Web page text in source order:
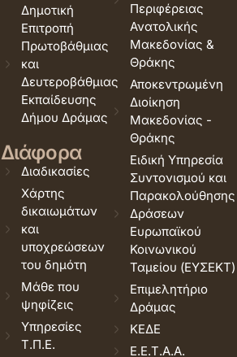
Δημοτική
Επιτροπή
Πρωτοβάθμιας
και
Δευτεροβάθμιας
Εκπαίδευσης
Δήμου Δράμας
Διάφορα
Διαδικασίες
Χάρτης
δικαιωμάτων
και
υποχρεώσεων
του δημότη
Μάθε που
ψηφίζεις
Υπηρεσίες
Τ.Π.Ε.
Περιφέρειας
Ανατολικής
Μακεδονίας &
Θράκης
Αποκεντρωμένη
Διοίκηση
Μακεδονίας -
Θράκης
Ειδική Υπηρεσία
Συντονισμού και
Παρακολούθησης
Δράσεων
Ευρωπαϊκού
Κοινωνικού
Ταμείου (ΕΥΣΕΚΤ)
Επιμελητήριο
Δράμας
ΚΕΔΕ
Ε.Ε.Τ.Α.Α.